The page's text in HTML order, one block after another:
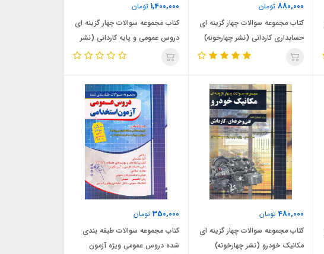
880,000 تومان
کتاب مجموعه سوالات چهار گزینه ای
حسابداری کاردانی (نشر چهارخونه)
1,400,000 تومان
کتاب مجموعه سوالات چهار گزینه ای
دروس عمومی و پایه کاردانی (نشر
چهارخونه)
480,000تومان
کتاب مجموعه سوالات چهار گزینه ای
مکانیک خودرو (نشر چهارخونه)
350,000 تومان
کتاب مجموعه سوالات طبقه بندی
شده دروس عمومی ویژه آزمون